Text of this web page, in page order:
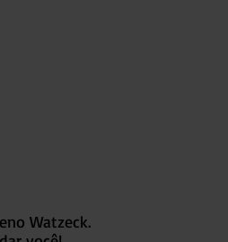
Watzeck.